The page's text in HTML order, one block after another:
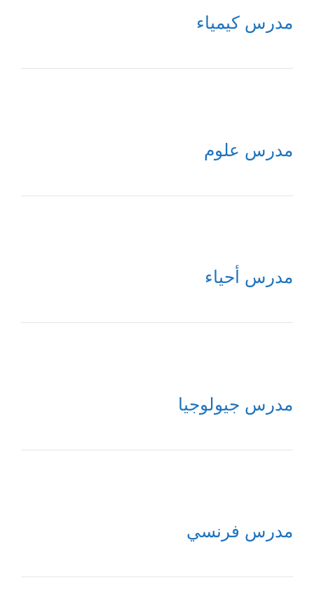
مدرس كيمياء
مدرس علوم
مدرس أحياء
مدرس جيولوجيا
مدرس فرنسي